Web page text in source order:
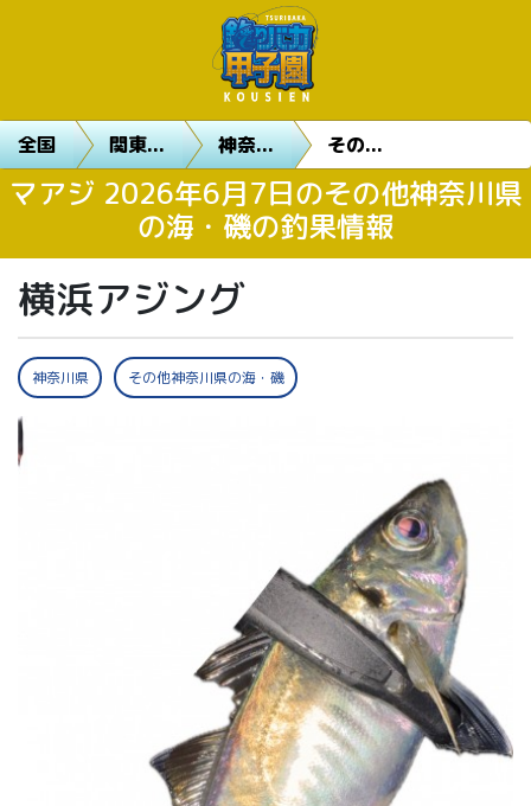
全国 関東... 神奈... その...
マアジ 2026年6月7日のその他神奈川県
の海・磯の釣果情報
横浜アジング
神奈川県 その他神奈川県の海・磯